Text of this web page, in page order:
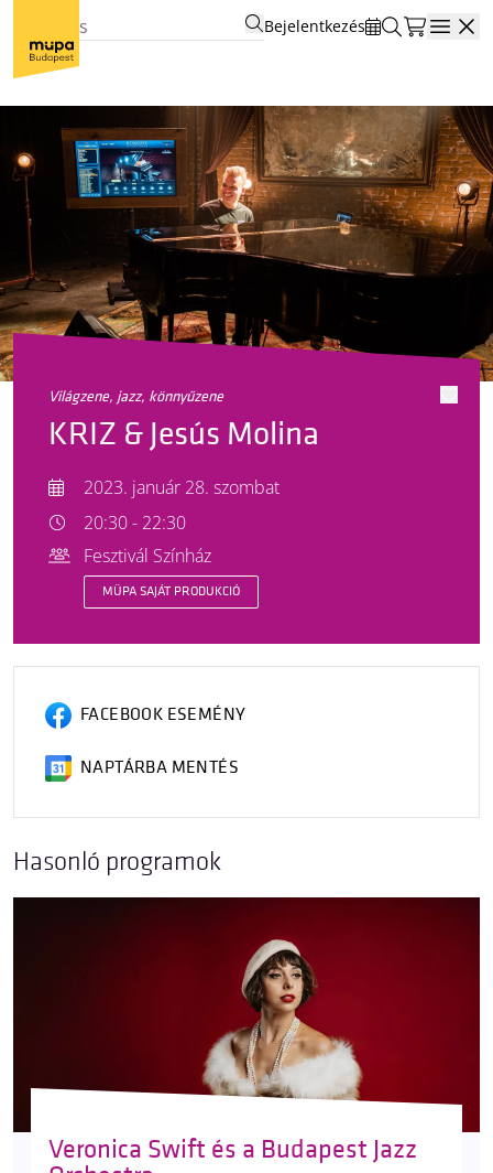
Bejelentkezés
világzene, jazz, könnyűzene
KRIZ & Jesús Molina
2023. január 28. szombat
20:30 - 22:30
Fesztivál Színház
MÜPA SAJÁT PRODUKCIÓ
FACEBOOK ESEMÉNY
NAPTÁRBA MENTÉS
Hasonló programok
Veronica Swift és a Budapest Jazz